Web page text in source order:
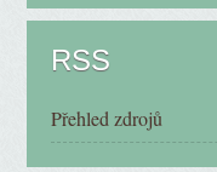
RSS
Přehled zdrojů